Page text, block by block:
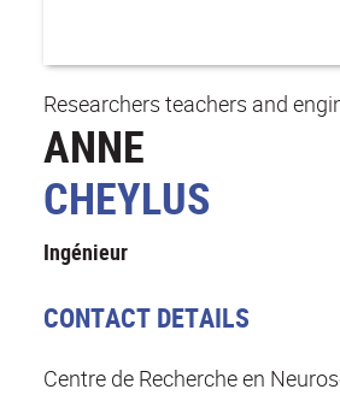
Researchers teachers and
ANNE
CHEYLUS
Ingénieur
CONTACT DETAILS
Centre de Recherche en